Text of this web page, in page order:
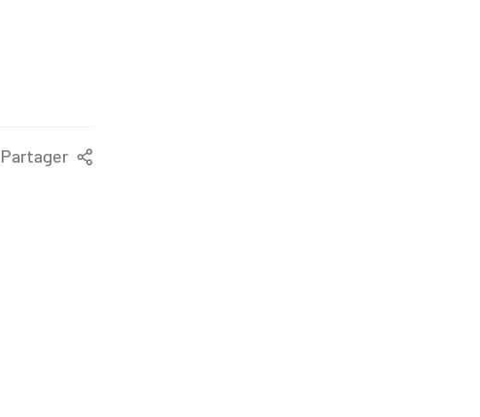
Partager